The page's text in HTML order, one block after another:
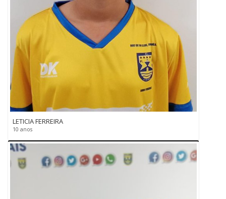
LETICIA FERREIRA
10 anos